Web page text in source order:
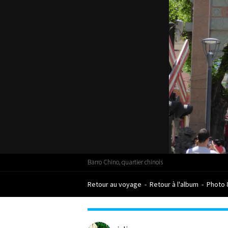
Barro Chino, quartier chinois
Retour au voyage - Retour à l'album - Photo